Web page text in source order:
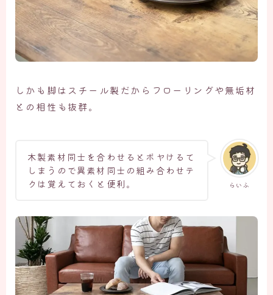
しかも脚はスチール製だからフローリングや無垢材
との相性も抜群。
らいふ
木製素材同士を合わせるとボヤけるて
しまうので異素材同士の組み合わせテ
クは覚えておくと便利。